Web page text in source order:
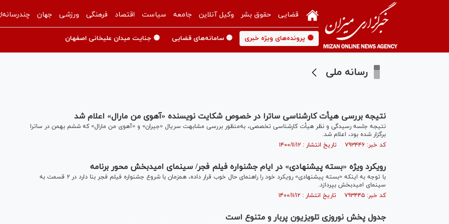
قضایی حقوق بشر وکیل آنلاین جامعه سیاست اقتصاد فرهنگی ورزشی جهان
🟡 پرونده‌های ویژه خبری 🟡 سامانه‌های قضایی 🟡 جنایت میدان علیخانی اصفهان
رسانه ملی
نتیجه بررسی هیأت کارشناسی ساترا در خصوص شکایت نویسنده «آهوی من مارال» اعلام شد
نتیجه جلسه رسیدگی و نظر هیأت کارشناسی تخصصی، به‌منظور بررسی مشابهت سریال «جیران» و «آهوی من مارال» که ششم بهمن در ساترا
برگزار شده بود، اعلام شد.
کد خبر: ۷۹۳۴۴۶ تاریخ انتشار : ۱۴۰۰/۱۱/۱۲
رویکرد ویژه «بسته پیشنهادی» در ایام جشنواره فیلم فجر/ سینمای امیدبخش محور برنامه
با توجه به اینکه «بسته پیشنهادی» رویکرد خود را راهنمای حال خوب قرار داده، همزمان با شروع جشنواره فیلم فجر بنا دارد در ۲ قسمت به
سینمای امیدبخش بپردازد.
کد خبر: ۷۹۳۴۴۵ تاریخ انتشار : ۱۴۰۰/۱۱/۱۲
جدول پخش نوروزی تلویزیون پربار و متنوع است